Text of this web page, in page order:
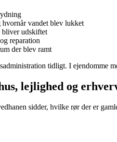
hvornår vandet blev lukket
bliver udskiftet
reparation
der blev ramt
tidligt. I ejendomme
lejlighed og
sidder, hvilke rør der er